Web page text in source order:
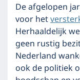
De afgelopen
voor het
Herhaaldelijk
geen rustig
Nederland
ook de politiek